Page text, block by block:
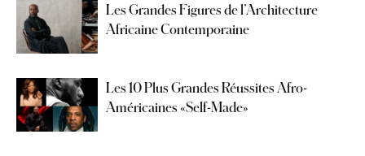
Les Grandes Figures de l’Architecture
Africaine Contemporaine
Les 10 Plus Grandes Réussites Afro-
Américaines «Self-Made»